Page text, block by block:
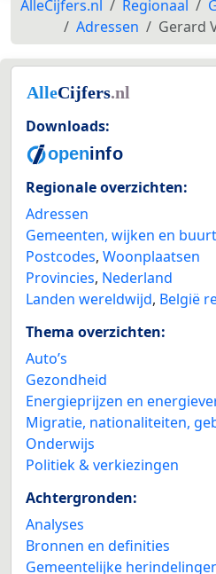
AlleCijfers.nl Regionaal
Adressen
Gerard
Downloads:
Regionale overzichten:
Adressen
Gemeenten, wijken en
Postcodes, Woonplaatsen
Provincies, Nederland
Landen wereldwijd, België
Thema overzichten:
Auto’s
Gezondheid
Energieprijzen en
Migratie, nationaliteiten,
Onderwijs
Politiek & verkiezingen
Achtergronden:
Analyses
Bronnen en definities
Gemeentelijke